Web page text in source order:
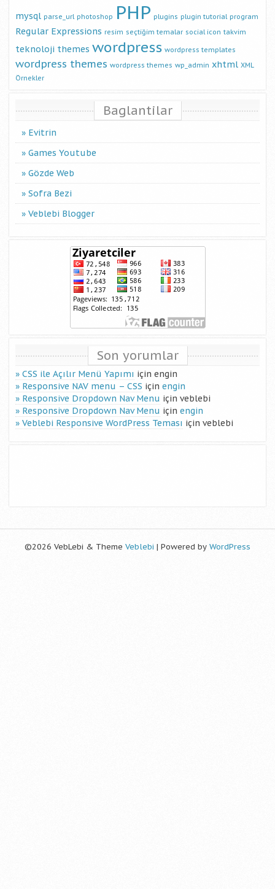
mysql parse_url photoshop PHP plugins plugin tutorial program
Regular Expressions resim seçtiğim temalar social icon takvim
teknoloji themes wordpress wordpress templates
wordpress themes wordpress themes wp_admin xhtml XML
Örnekler
Baglantilar
Evitrin
Games Youtube
Gözde Web
Sofra Bezi
Veblebi Blogger
Son yorumlar
CSS ile Açılır Menü Yapımı için engin
Responsive NAV menu – CSS için engin
Responsive Dropdown Nav Menu için veblebi
Responsive Dropdown Nav Menu için engin
Veblebi Responsive WordPress Teması için veblebi
©2026 VebLebi & Theme Veblebi | Powered by WordPress